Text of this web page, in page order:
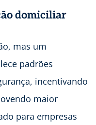
domiciliar
mas um
padrões
incentivando
maior
para empresas